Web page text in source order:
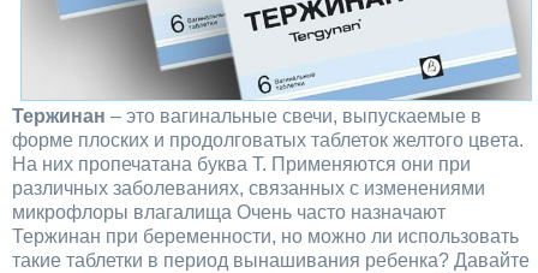
Тержинан – это вагинальные свечи, выпускаемые в
форме плоских и продолговатых таблеток желтого цвета.
На них пропечатана буква Т. Применяются они при
различных заболеваниях, связанных с изменениями
микрофлоры влагалища Очень часто назначают
Тержинан при беременности, но можно ли использовать
такие таблетки в период вынашивания ребенка? Давайте